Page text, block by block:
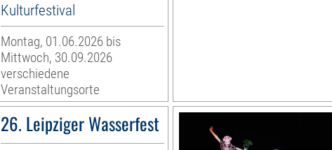
Kulturfestival
Montag, 01.06.2026 bis
Mittwoch, 30.09.2026
verschiedene
Veranstaltungsorte
26. Leipziger Wasserfest